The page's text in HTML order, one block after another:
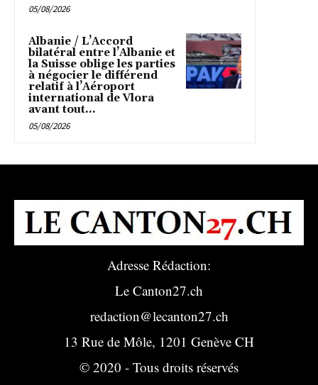
05/08/2026
Albanie / L’Accord
bilatéral entre l’Albanie et
la Suisse oblige les parties
à négocier le différend
relatif à l’Aéroport
international de Vlora
avant tout...
05/08/2026
Adresse Rédaction:
Le Canton27.ch
redaction@lecanton27.ch
13 Rue de Môle, 1201 Genève CH
© 2020 - Tous droits réservés